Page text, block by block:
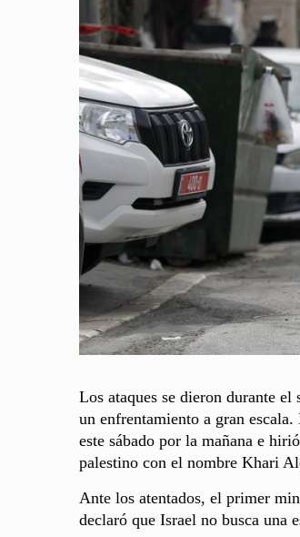
Los ataques se dieron durante
un enfrentamiento a gran
este sábado por la mañana e
palestino con el nombre Khari
Ante los atentados, el primer
declaró que Israel no busca una